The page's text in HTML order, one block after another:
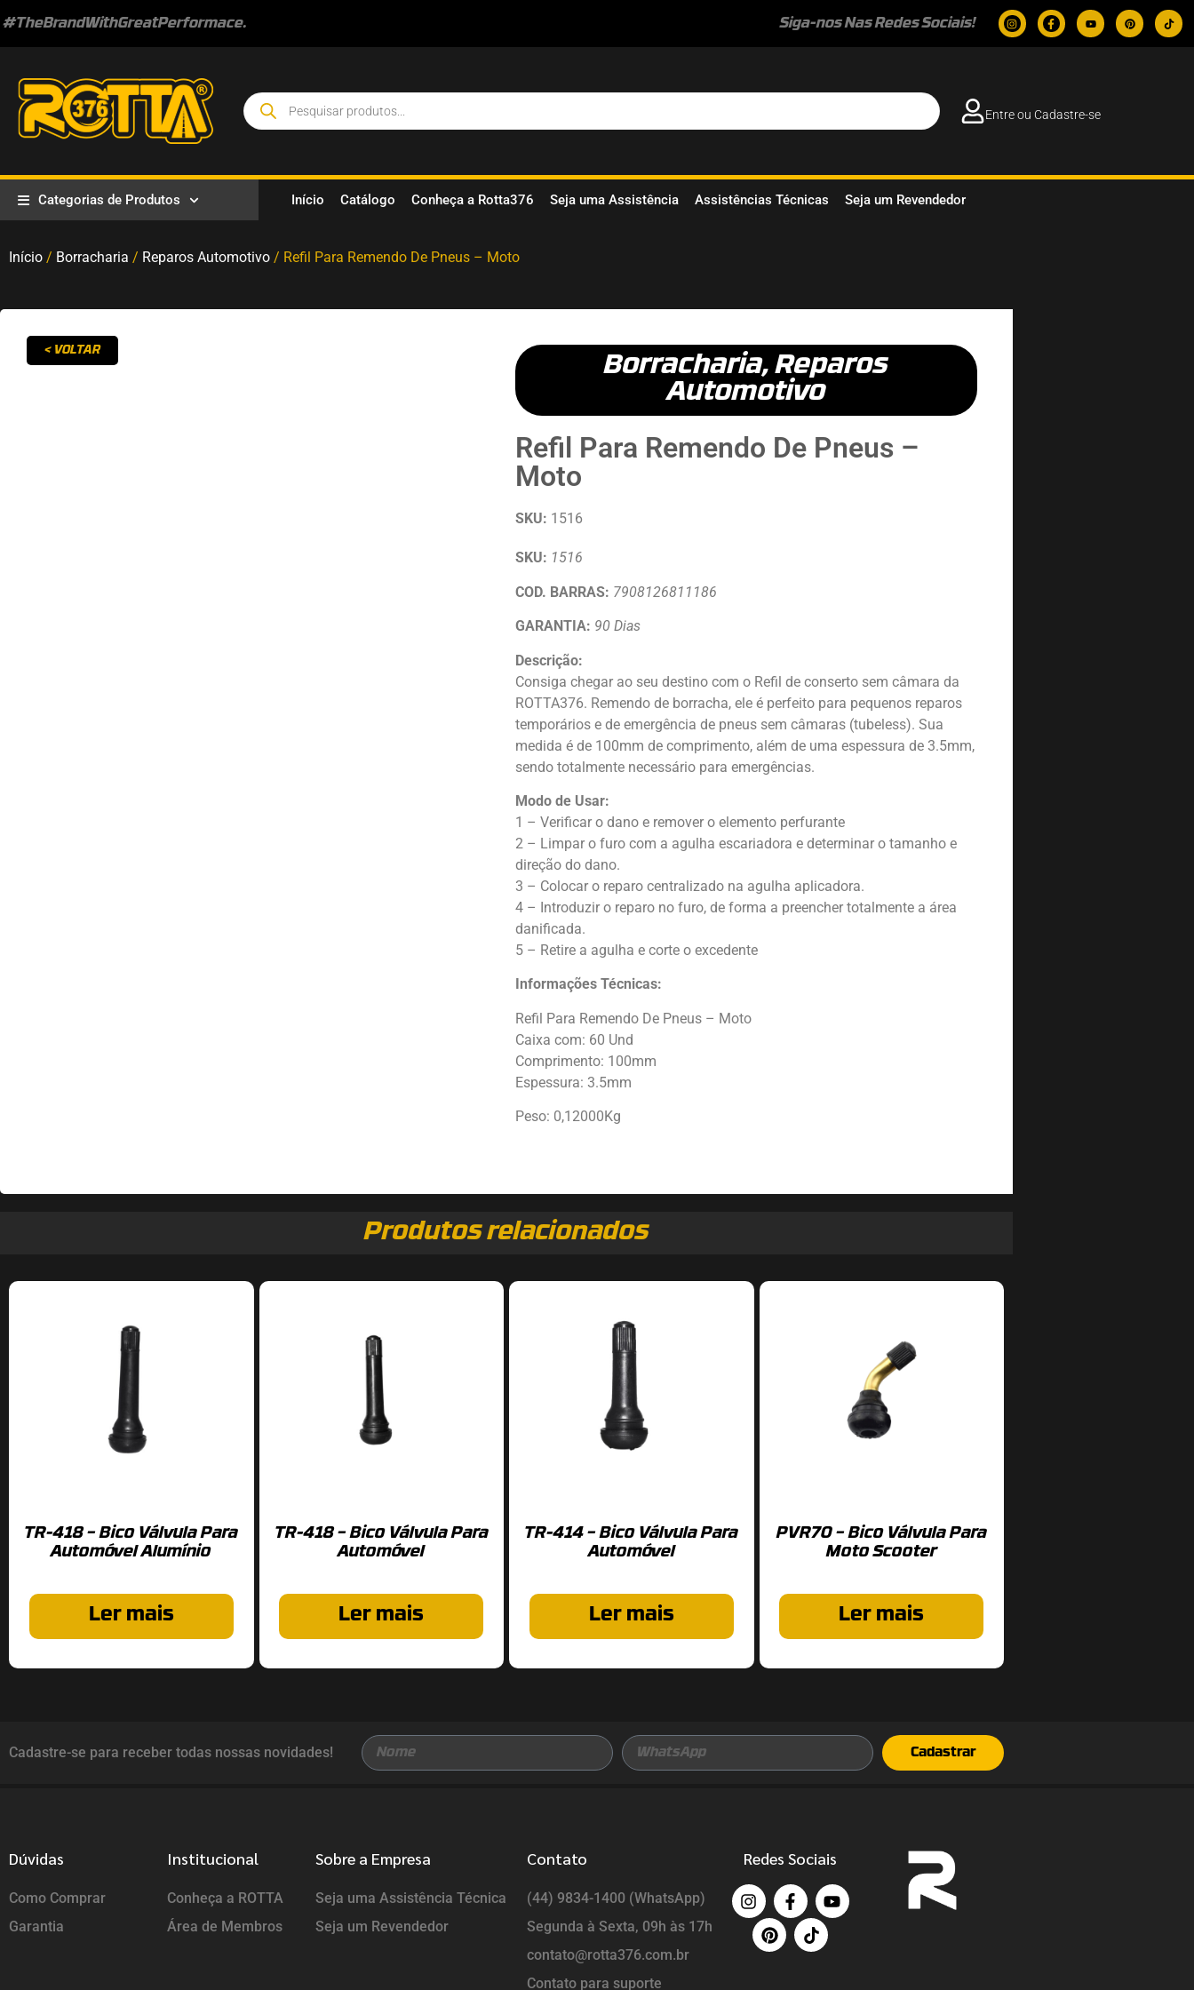
#TheBrandWithGreatPerformace. Siga-nos Nas Redes Sociais!
Entre ou Cadastre-se
Categorias de Produtos Início Catálogo Conheça a Rotta376 Seja uma Assistência Assistências Técnicas Seja um Revendedor
Início / Borracharia / Reparos Automotivo / Refil Para Remendo De Pneus – Moto
< VOLTAR
Borracharia,Reparos
Automotivo
Refil Para Remendo De Pneus –
Moto
SKU: 1516
SKU: 1516
COD. BARRAS: 7908126811186
GARANTIA: 90 Dias
Descrição:
Consiga chegar ao seu destino com o Refil de conserto sem câmara da
ROTTA376. Remendo de borracha, ele é perfeito para pequenos reparos
temporários e de emergência de pneus sem câmaras (tubeless). Sua
medida é de 100mm de comprimento, além de uma espessura de 3.5mm,
sendo totalmente necessário para emergências.
Modo de Usar:
1 – Verificar o dano e remover o elemento perfurante
2 – Limpar o furo com a agulha escariadora e determinar o tamanho e
direção do dano.
3 – Colocar o reparo centralizado na agulha aplicadora.
4 – Introduzir o reparo no furo, de forma a preencher totalmente a área
danificada.
5 – Retire a agulha e corte o excedente
Informações Técnicas:
Refil Para Remendo De Pneus – Moto
Caixa com: 60 Und
Comprimento: 100mm
Espessura: 3.5mm
Peso: 0,12000Kg
Produtos relacionados
TR-418 – Bico Válvula Para
Automóvel Alumínio
Ler mais
TR-418 – Bico Válvula Para
Automóvel
Ler mais
TR-414 – Bico Válvula Para
Automóvel
Ler mais
PVR70 – Bico Válvula Para
Moto Scooter
Ler mais
Cadastre-se para receber todas nossas novidades! Cadastrar
Dúvidas
Como Comprar
Garantia
Institucional
Conheça a ROTTA
Área de Membros
Sobre a Empresa
Seja uma Assistência Técnica
Seja um Revendedor
Contato
(44) 9834-1400 (WhatsApp)
Segunda à Sexta, 09h às 17h
contato@rotta376.com.br
Contato para suporte
Redes Sociais